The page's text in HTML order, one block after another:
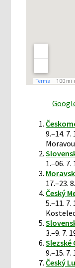
9.–14.
Moravou
1.–06.
17.–23.
Český
5.–11.
3.–9. 7.
Slezské
9.–15.
Český